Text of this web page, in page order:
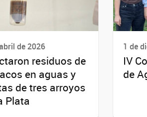
de 2026
residuos de
en aguas y
de tres arroyos
Plata
1 de
IV
de